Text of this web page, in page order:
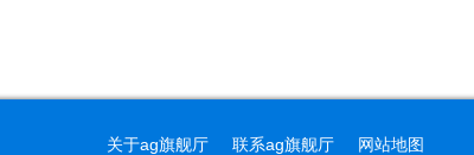
关于ag旗舰厅 联系ag旗舰厅 网站地图